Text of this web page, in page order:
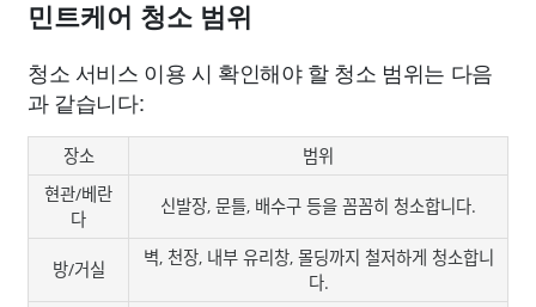
민트케어 청소 범위
청소 서비스 이용 시 확인해야 할 청소 범위는 다음
과 같습니다:
장소
범위
현관/베란
다
신발장, 문틀, 배수구 등을 꼼꼼히 청소합니다.
방/거실
벽, 천장, 내부 유리창, 몰딩까지 철저하게 청소합니
다.